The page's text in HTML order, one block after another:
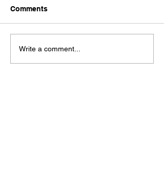
Comments
Write a comment...